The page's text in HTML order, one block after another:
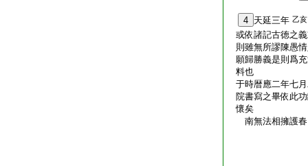
4 天延三年 乙亥
或依諸記古徳之
則雖無所謬陳愚
願歸勝義是則爲
料也 興福
于時暦應二年七
院書寫之畢依此
懷矣
南無法相擁護春